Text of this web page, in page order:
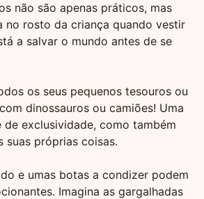
não são apenas práticos, mas
no rosto da criança quando vestir
a salvar o mundo antes de se
os seus pequenos tesouros ou
dinossauros ou camiões! Uma
exclusividade, como também
suas próprias coisas.
e umas botas a condizer podem
Imagina as gargalhadas